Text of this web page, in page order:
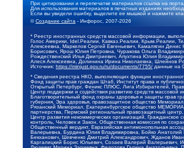
При цитировании и перепечатке материалов ссылка на
Для использования материалов в печатных изданиях
Если вы увидели ошибку, выделите ее мышкой и нажмите
©Создание сайта - Инфорос, 2007-2026
* Реестр иностранных средств массовой информации,
Голос Америки, Idel.Реалии, Кавказ.Реалии, Крым.Реалии,
Алексеевна, Маркелов Сергей Евгеньевич, Камалягин
Борисович, Ярош Юлия Петровна, Чуракова Ольга
Рождественский Илья Дмитриевич, Апухтина Юлия
Алеся Алексеевна, Долинина Ирина Николаевна, Шлейнов
Источник: https://minjust.gov.ru/ru/documents/7755/ данные на
* Сведения реестра НКО, выполняющих функции
Фонд защиты прав граждан Штаб, Институт права и
Открытый Петербург, Феникс ПЛЮС, Лига Избирателей,
Центр поддержки и содействия развитию средств
Благотворительный фонд охраны здоровья и защиты прав
губерния, Эра здоровья, правозащитное общество
Рязанский Мемориал, Екатеринбургское общество
партнерства, Пермский региональный правозащитный
Центр развития некоммерческих организаций,
контроль, Человек и Закон, Общественная комиссия по
Общественный вердикт, Евразийская антимонопольная
Валерьевна, Бурдина Юлия Владимировна, Бойко Анатолий
Бекханович, Шевченко Дмитрий Александрович, Жданов
Каргалицкий Борис Юльевич, Созаев Валерий Валерьевич,